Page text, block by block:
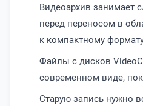
Видеоархив занимает
перед переносом в
к компактному
Файлы с дисков
современном виде,
Старую запись нужно